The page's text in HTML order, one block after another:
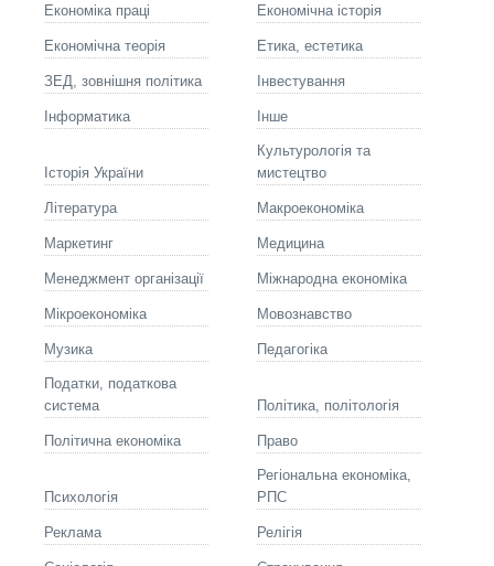
Економіка праці Економічна історія
Економічна теорія Етика, естетика
ЗЕД, зовнішня політика Інвестування
Інформатика Інше
Історія України
Культурологія та
мистецтво
Літературa Макроекономіка
Маркетинг Медицина
Менеджмент організації Міжнародна економіка
Мікроекономіка Мовознавство
Музика Педагогіка
Податки, податкова
система
Політика, політологія
Політична економіка Право
Психологія
Регіональна економіка,
РПС
Реклама Релігія